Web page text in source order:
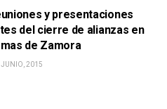
y presentaciones
del cierre de alianzas en
de Zamora
JUNIO, 2015